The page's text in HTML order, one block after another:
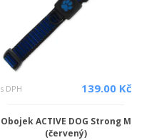
s DPH 139.00 Kč
Obojek ACTIVE DOG Strong M
(červený)